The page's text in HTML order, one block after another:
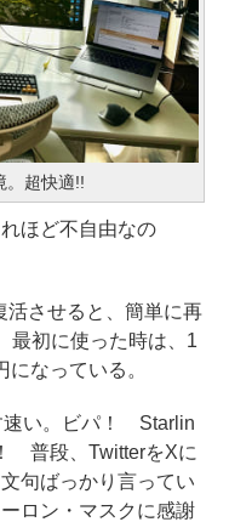
。超快適!!
ほど不自由なの
させると、簡単に再
最初に使った時は、1
なっている。
速い。ビパ！ Starlin
普段、TwitterをXに
句ばっかり言ってい
ロン・マスクに感謝